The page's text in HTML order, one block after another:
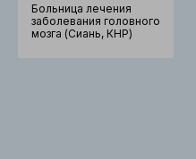
Больница лечения
заболевания головного
мозга (Сиань, КНР)